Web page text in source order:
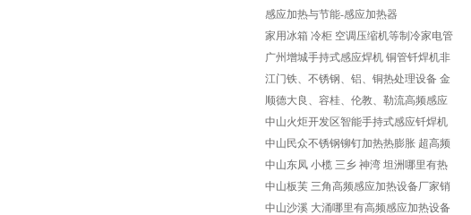
备生产厂家
感应加热与节能-感应加热器
家用冰箱 冷柜 空调压缩机等制冷家电管
路中的铝与铝管、铜与铜管
广州增城手持式感应焊机 铜管钎焊机非
标定制
江门铁、不锈钢、铝、铜热处理设备 金
属感应加热设备
顺德大良、容桂、伦教、勒流高频感应
加热设备 金属感应热处理加
中山火炬开发区智能手持式感应钎焊机
新型感应加热设备定制
中山民众不锈钢铆钉加热热膨胀 超高频
感应加热机设备
中山东凤 小榄 三乡 神湾 坦洲哪里有热
处理加热设备 金属感应加
中山板芙 三角高频感应加热设备厂家销
售维修淬火机 退火机 热锻
中山沙溪 大涌哪里有高频感应加热设备